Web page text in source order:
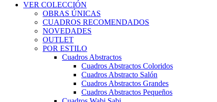
VER COLECCIÓN
OBRAS ÚNICAS
CUADROS RECOMENDADOS
NOVEDADES
OUTLET
POR ESTILO
Cuadros Abstractos
Cuadros Abstractos Coloridos
Cuadros Abstracto Salón
Cuadros Abstractos Grandes
Cuadros Abstractos Pequeños